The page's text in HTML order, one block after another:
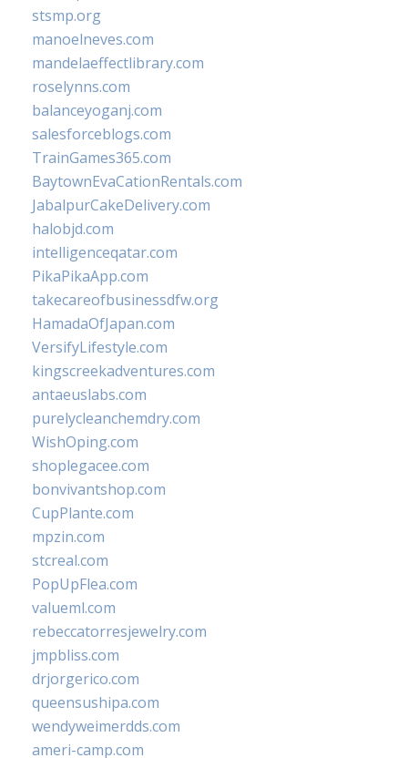
stsmp.org
manoelneves.com
mandelaeffectlibrary.com
roselynns.com
balanceyoganj.com
salesforceblogs.com
TrainGames365.com
BaytownEvaCationRentals.com
JabalpurCakeDelivery.com
halobjd.com
intelligenceqatar.com
PikaPikaApp.com
takecareofbusinessdfw.org
HamadaOfJapan.com
VersifyLifestyle.com
kingscreekadventures.com
antaeuslabs.com
purelycleanchemdry.com
WishOping.com
shoplegacee.com
bonvivantshop.com
CupPlante.com
mpzin.com
stcreal.com
PopUpFlea.com
valueml.com
rebeccatorresjewelry.com
jmpbliss.com
drjorgerico.com
queensushipa.com
wendyweimerdds.com
ameri-camp.com